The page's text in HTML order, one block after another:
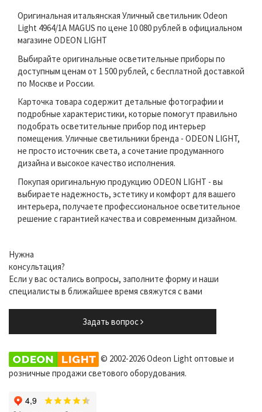
Оригинальная итальянская Уличный светильник Odeon
Light 4964/1A MAGUS по цене 10 080 рублей в официальном
магазине ODEON LIGHT
Выбирайте оригинальные осветительные приборы по
доступным ценам от 1 500 рублей, с бесплатной доставкой
по Москве и России.
Карточка товара содержит детальные фотографии и
подробные характеристики, которые помогут правильно
подобрать осветительные прибор под интерьер
помещения. Уличные светильники бренда - ODEON LIGHT,
не просто источник света, а сочетание продуманного
дизайна и высокое качество исполнения.
Покупая оригинальную продукцию ODEON LIGHT - вы
выбираете надежность, эстетику и комфорт для вашего
интерьера, получаете профессиональное осветительное
решение с гарантией качества и современным дизайном.
Нужна
консультация?
Если у вас остались вопросы, заполните форму и наши
специалисты в ближайшее время свяжутся с вами
Задать вопрос
© 2002-2026 Odeon Light оптовые и
розничные продажи светового оборудования.